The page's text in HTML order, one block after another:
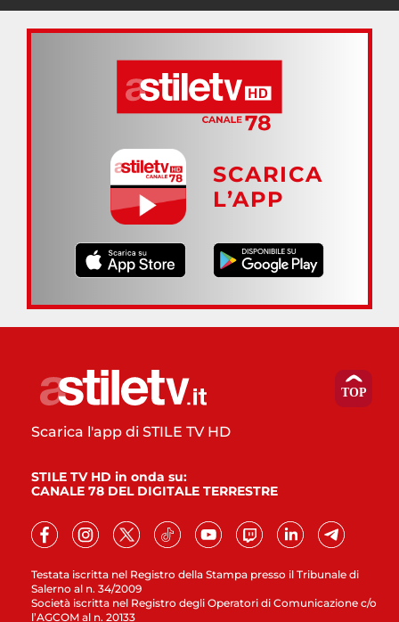
SCARICA
L’APP
Testata iscritta nel Registro della Stampa presso il Tribunale di
Salerno al n. 34/2009
Società iscritta nel Registro degli Operatori di Comunicazione c/o
l’AGCOM al n. 20133
Scarica l'app di STILE TV HD
STILE TV HD in onda su:
CANALE 78 DEL DIGITALE TERRESTRE